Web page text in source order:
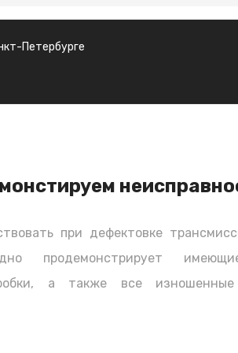
Петербурге
при дефектовке
продемонстрирует
а также все